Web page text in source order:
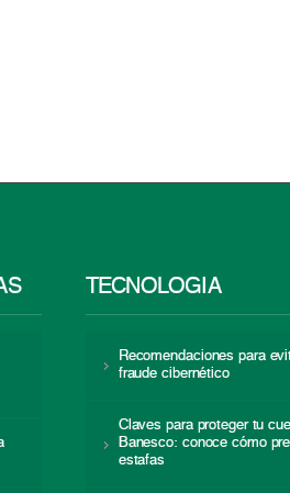
TECNOLOGÍA
Recomendaciones para
fraude cibernético
Claves para proteger tu
Banesco: conoce cómo
estafas